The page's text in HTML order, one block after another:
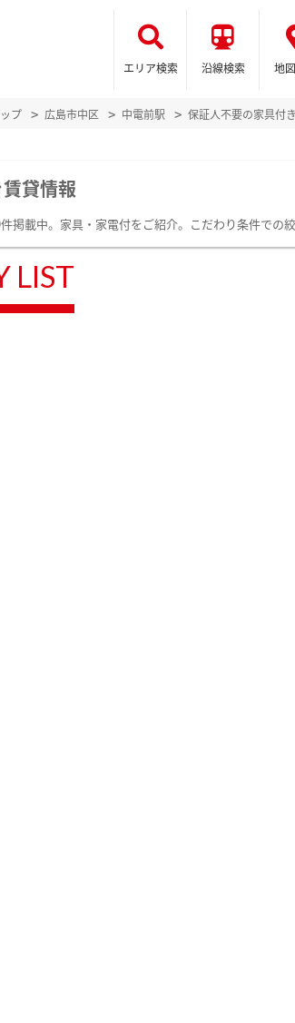
エリア検索 沿線検索 地
プ 広島市中区 中電前駅 保証人不要の家具付
貸情報
掲載中。家具・家電付をご紹介。こだわり条件での
LIST